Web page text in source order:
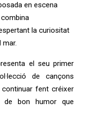
en escena
combina
la curiositat
mar.
el seu primer
de cançons
fent créixer
de bon humor que